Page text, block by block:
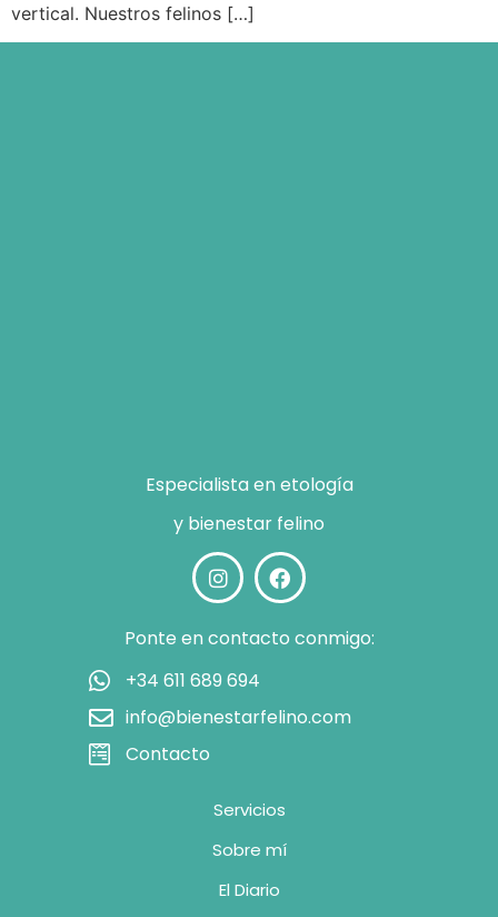
vertical. Nuestros felinos […]
Especialista en etología
y bienestar felino
Ponte en contacto conmigo:
+34 611 689 694
info@bienestarfelino.com
Contacto
Servicios
Sobre mí
El Diario